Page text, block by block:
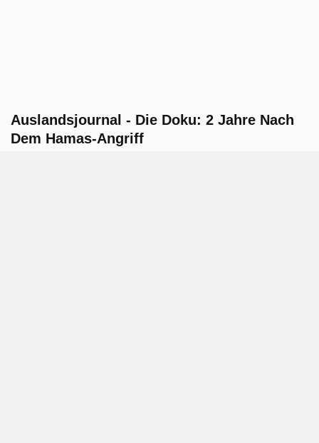
Auslandsjournal - Die Doku: 2 Jahre Nach
Dem Hamas-Angriff